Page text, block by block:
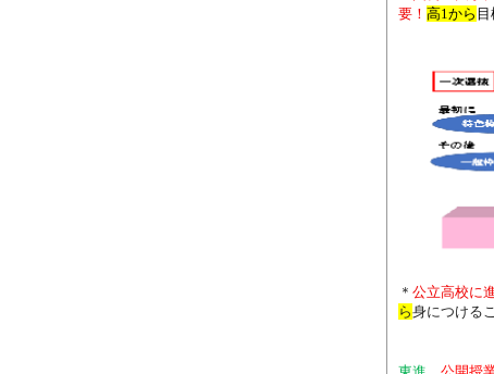
要！ 高1から
＊ 公立高校に
ら身につける